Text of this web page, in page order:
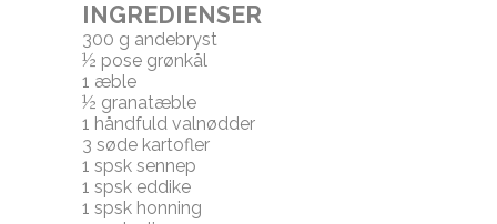
INGREDIENSER
300 g andebryst
½ pose grønkål
1 æble
½ granatæble
1 håndfuld valnødder
3 søde kartofler
1 spsk sennep
1 spsk eddike
1 spsk honning